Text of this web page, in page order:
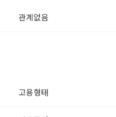
관계없음
고용형태